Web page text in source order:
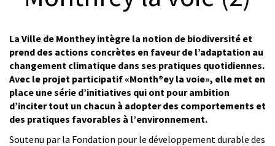
© Nicola AcriLa Ville de Monthey intègre la notion de biodiversité et
prend des actions concrètes en faveur de l’adaptation au
changement climatique dans ses pratiques quotidiennes.
Avec le projet participatif «Month®ey la voie», elle met en
place une série d’initiatives qui ont pour ambition
d’inciter tout un chacun à adopter des comportements et
des pratiques favorables à l’environnement.
Soutenu par la Fondation pour le développement durable des